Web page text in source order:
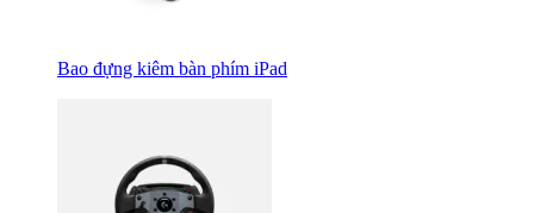
Bao đựng kiêm bàn phím iPad